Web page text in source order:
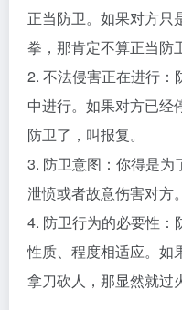
正当防卫。如果对方只
拳，那肯定不算正当防
2. 不法侵害正在进行：
中进行。如果对方已经
防卫了，叫报复。
3. 防卫意图：你得是为
泄愤或者故意伤害对方。
4. 防卫行为的必要性：
性质、程度相适应。如
拿刀砍人，那显然就过